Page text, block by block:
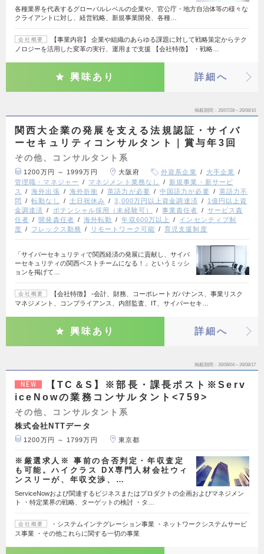
各種業界を代表するグローバルレベルの企業や、官公庁・地方自治体等の様々な
クライアントに対し、経営戦略、新規事業開発、各種…
会社概要
【事業内容】 企業や組織のあらゆる課題に対して戦略策定からテク
ノロジーを活用した変革の実行、運用まで支援 【会社特徴】 ・戦略…
興味あり 詳細へ
掲載期間 26/07/28～26/08/10
関西大企業の発展を支える法規認証・サイバ
ーセキュリティコンサルタント｜賞与年3回
その他、コンサルタント系
1200万円 ～ 1999万円 大阪府 外資系企業
大手企業
管理職・マネジャー
マネジメント業務なし
新規事業・新サービ
ス
海外出張 海外折衝 英語力が必要 中国語力が必要
英語力不
問
転勤なし 土日祝休み 3,000万円以上資金調達済
1億円以上資
金調達済
ポテンシャル採用（未経験可） 事業責任者
サービス責
任者
開発責任者 海外転勤 年収600万以上
インセンティブ制
度
フレックス勤務 リモートワーク可能 育児支援制度
「サイバーセキュリティで関西経済の発展に貢献し、サイバ
ーセキュリティの関西ベストチームになる！」というミッシ
ョンを掲げて…
会社概要
【会社特徴】 ‐会計、財務、コーポレートガバナンス、事業リスク
マネジメント、コンプライアンス、内部監査、IT、サイバーセキ…
興味あり 詳細へ
掲載期間 26/08/04～26/08/17
NEW
【TC＆S】※部長・課長ポスト※Serv
iceNowの業務コンサルタント<759>
その他、コンサルタント系
株式会社NTTデータ
1200万円 ～ 1799万円 東京都
※厳選求人※ 事前の合否判定・年収査定
も可能。ハイクラス DX専門人材会社ウィ
ンスリーが、年収交渉、…
ServiceNowおよび関連するビジネスまたはプロダクトの企画およびマネジメン
ト ・特定業界の戦略、ターゲットの検討 ・タ…
会社概要
・システムインテグレーション事業 ・ネットワークシステムサービ
ス事業 ・その他これらに関する一切の事業